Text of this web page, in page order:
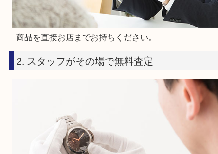
買取の流れ
1. 商品をもってご来店